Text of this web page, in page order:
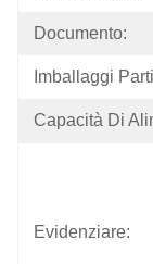
Documento:
Imballaggi
Capacità Di
Evidenziare: